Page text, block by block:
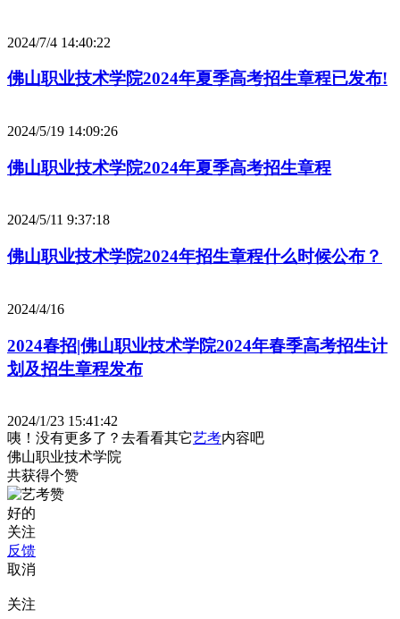
2024/7/4 14:40:22
佛山职业技术学院2024年夏季高考招生章程已发布!
2024/5/19 14:09:26
佛山职业技术学院2024年夏季高考招生章程
2024/5/11 9:37:18
佛山职业技术学院2024年招生章程什么时候公布？
2024/4/16
2024春招|佛山职业技术学院2024年春季高考招生计
划及招生章程发布
2024/1/23 15:41:42
咦！没有更多了？去看看其它艺考内容吧
佛山职业技术学院
共获得个赞
好的
关注
反馈
取消
关注